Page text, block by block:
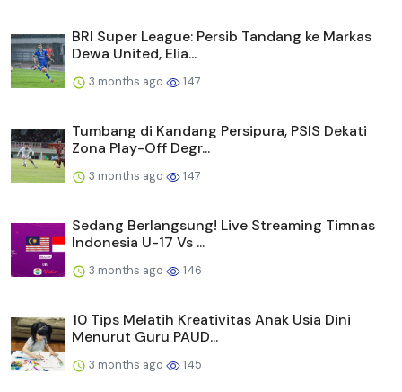
BRI Super League: Persib Tandang ke Markas
Dewa United, Elia...
3 months ago 147
Tumbang di Kandang Persipura, PSIS Dekati
Zona Play-Off Degr...
3 months ago 147
Sedang Berlangsung! Live Streaming Timnas
Indonesia U-17 Vs ...
3 months ago 146
10 Tips Melatih Kreativitas Anak Usia Dini
Menurut Guru PAUD...
3 months ago 145